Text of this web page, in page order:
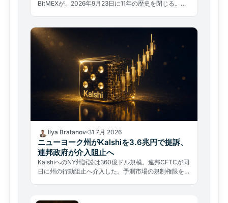
BitMEXが、2026年9月23日に11年の歴史を閉じる。ハ
Ilya Bratanov 31 7月 2026
ニューヨーク州がKalshiを3.6兆円で提訴、
連邦政府が介入阻止へ
KalshiへのNY州訴訟は360億ドル規模。連邦CFTCが同
日に州の行動阻止へ介入した。予測市場の規制権限をめ